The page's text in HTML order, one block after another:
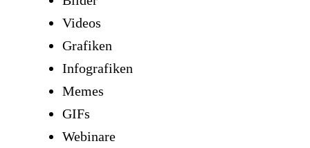
Videos
Grafiken
Infografiken
Memes
GIFs
Webinare